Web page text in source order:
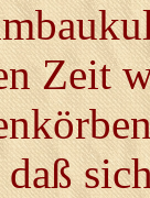
Zeit